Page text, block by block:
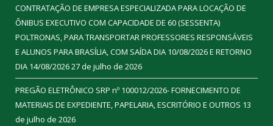
CONTRATAÇÃO DE EMPRESA ESPECIALIZADA PARA LOCAÇÃO DE
ÔNIBUS EXECUTIVO COM CAPACIDADE DE 60 (SESSENTA)
POLTRONAS, PARA TRANSPORTAR PROFESSORES RESPONSÁVEIS
E ALUNOS PARA BRASÍLIA, COM SAÍDA DIA 10/08/2026 E RETORNO
DIA 14/08/202627 de julho de 2026
PREGÃO ELETRÔNICO SRP nº 100012/2026- FORNECIMENTO DE
MATERIAIS DE EXPEDIENTE, PAPELARIA, ESCRITÓRIO E OUTROS 13
de julho de 2026